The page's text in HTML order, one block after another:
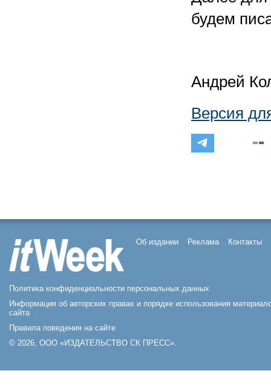
будем
Андрей
Версия
Об издании Реклама Контакты
Политика конфиденциальности персональных данных
Информация об авторских правах и порядке использования
сайта
Правила поведения на сайте
© 2026, ООО «ИЗДАТЕЛЬСТВО СК ПРЕСС».